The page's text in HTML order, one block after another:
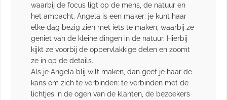
waarbij de focus ligt op de mens, de natuur en
het ambacht. Angela is een maker: je kunt haar
elke dag bezig zien met iets te maken, waarbij ze
geniet van de kleine dingen in de natuur. Hierbij
kijkt ze voorbij de oppervlakkige delen en zoomt
ze in op de details.
Als je Angela blij wilt maken, dan geef je haar de
kans om zich te verbinden: te verbinden met de
lichtjes in de ogen van de klanten, de bezoekers